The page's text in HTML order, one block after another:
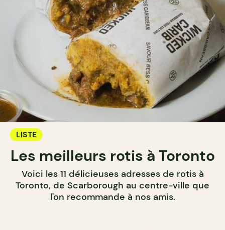
LISTE
Les meilleurs rotis à Toronto
Voici les 11 délicieuses adresses de rotis à
Toronto, de Scarborough au centre-ville que
l'on recommande à nos amis.